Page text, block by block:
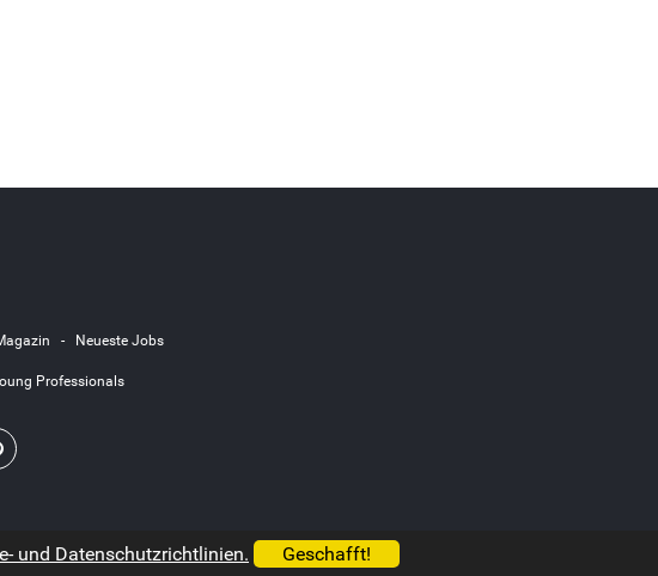
- Neueste Jobs
Professionals
und Datenschutzrichtlinien. Geschafft!